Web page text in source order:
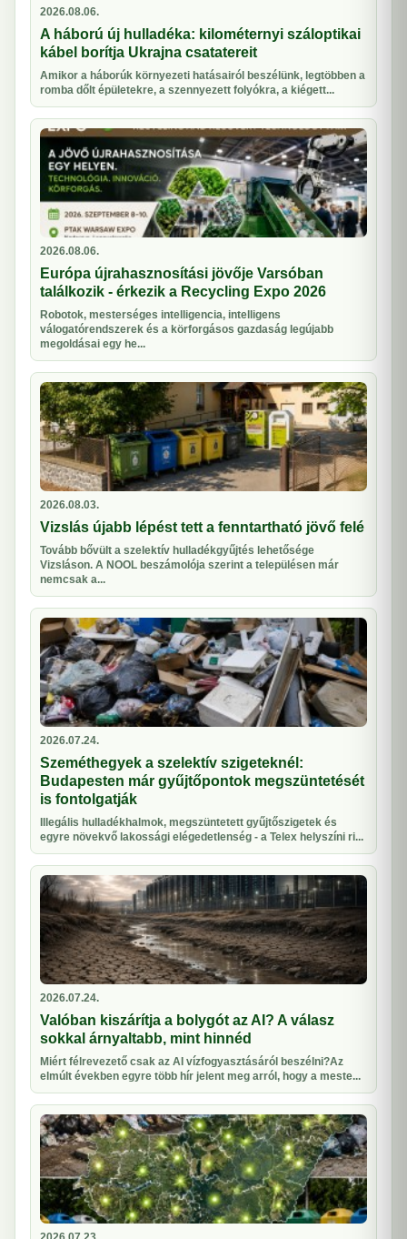
2026.08.06.
A háború új hulladéka: kilométernyi száloptikai
kábel borítja Ukrajna csatatereit
Amikor a háborúk környezeti hatásairól beszélünk, legtöbben a
romba dőlt épületekre, a szennyezett folyókra, a kiégett...
2026.08.06.
Európa újrahasznosítási jövője Varsóban
találkozik - érkezik a Recycling Expo 2026
Robotok, mesterséges intelligencia, intelligens
válogatórendszerek és a körforgásos gazdaság legújabb
megoldásai egy he...
2026.08.03.
Vizslás újabb lépést tett a fenntartható jövő felé
Tovább bővült a szelektív hulladékgyűjtés lehetősége
Vizsláson. A NOOL beszámolója szerint a településen már
nemcsak a...
2026.07.24.
Szeméthegyek a szelektív szigeteknél:
Budapesten már gyűjtőpontok megszüntetését
is fontolgatják
Illegális hulladékhalmok, megszüntetett gyűjtőszigetek és
egyre növekvő lakossági elégedetlenség - a Telex helyszíni ri...
2026.07.24.
Valóban kiszárítja a bolygót az AI? A válasz
sokkal árnyaltabb, mint hinnéd
Miért félrevezető csak az AI vízfogyasztásáról beszélni?Az
elmúlt években egyre több hír jelent meg arról, hogy a meste...